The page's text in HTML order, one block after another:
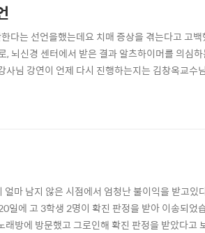
다는 선언을했는데요 치매 증상을 겪는다고 고
뇌신경 센터에서 받은 결과 알츠하이머를 의심
님 강연이 언제 다시 진행하는지는 김창옥교수
하기 김창옥쇼 토크콘서트 예매예약하는법과 토
마 남지 않은 시점에서 엄청난 불이익을 받고있
에 고 3학생 2명이 확진 판정을 받아 이송되었
방에 방문했고 그로인해 확진 판정을 받았다고